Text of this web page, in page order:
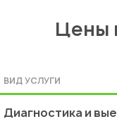
Цены
ВИД УСЛУГИ
Диагностика и